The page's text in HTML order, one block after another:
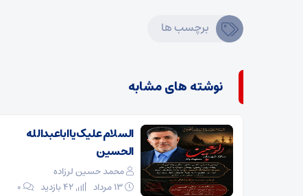
برچسب ها
نوشته های مشابه
السلام علیک یا اباعبدالله
الحسین
محمد حسین لرزاده
۰